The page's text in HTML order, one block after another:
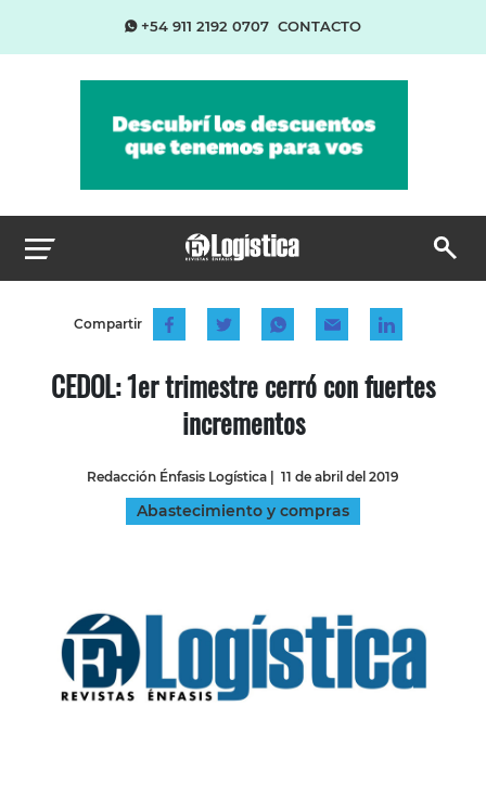
+54 911 2192 0707 CONTACTO
Compartir
CEDOL: 1er trimestre cerró con fuertes
incrementos
Redacción Énfasis Logística | 11 de abril del 2019
Abastecimiento y compras